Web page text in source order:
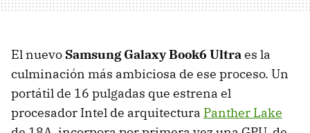
El nuevo Samsung Galaxy Book6 Ultraes la
culminación más ambiciosa de ese proceso. Un
portátil de 16 pulgadas que estrena el
procesador Intel de arquitectura Panther Lake